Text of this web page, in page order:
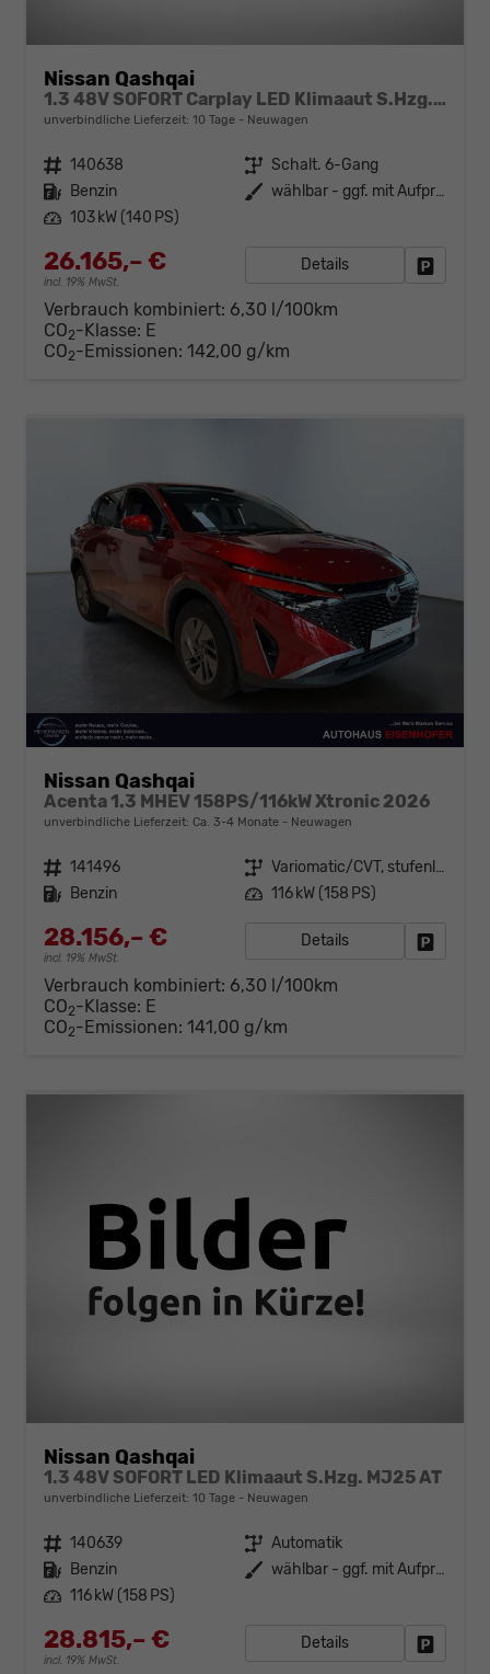
Nissan Qashqai
1.3 48V SOFORT Carplay LED Klimaaut S.Hzg. MJ25
unverbindliche Lieferzeit: 10 Tage Neuwagen
Fahrzeugnr. 140638 Getriebe Schalt. 6-Gang
Kraftstoff Benzin Außenfarbe
wählbar - ggf. mit Aufpreis
Leistung 103 kW (140 PS)
26.165,– €
incl. 19% MwSt.
Details
Verbrauch kombiniert: 6,30 l/100km
CO2-Klasse: E
CO2-Emissionen: 142,00 g/km
Nissan Qashqai
Acenta 1.3 MHEV 158PS/116kW Xtronic 2026
unverbindliche Lieferzeit: Ca. 3-4 Monate Neuwagen
Fahrzeugnr. 141496 Getriebe
Variomatic/CVT, stufenlos
Kraftstoff Benzin Leistung 116 kW (158 PS)
28.156,– €
incl. 19% MwSt.
Details
Verbrauch kombiniert: 6,30 l/100km
CO2-Klasse: E
CO2-Emissionen: 141,00 g/km
Nissan Qashqai
1.3 48V SOFORT LED Klimaaut S.Hzg. MJ25 AT
unverbindliche Lieferzeit: 10 Tage Neuwagen
Fahrzeugnr. 140639 Getriebe Automatik
Kraftstoff Benzin Außenfarbe
wählbar - ggf. mit Aufpreis
Leistung 116 kW (158 PS)
28.815,– €
incl. 19% MwSt.
Details